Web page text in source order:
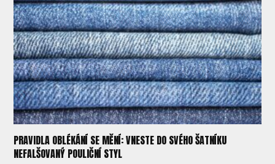
PRAVIDLA OBLÉKÁNÍ SE MĚNÍ: VNESTE DO SVÉHO ŠATNÍKU
NEFALŠOVANÝ POULIČNÍ STYL